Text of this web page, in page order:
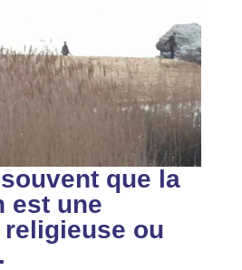
que la
est une
ou